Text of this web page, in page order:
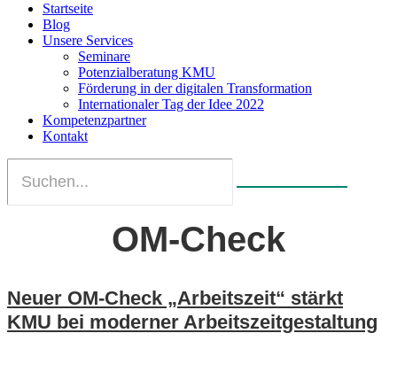
Startseite
Blog
Unsere Services
Seminare
Potenzialberatung KMU
Förderung in der digitalen Transformation
Internationaler Tag der Idee 2022
Kompetenzpartner
Kontakt
OM‑Check
Neuer OM‑Check „Arbeitszeit“ stärkt
KMU bei moderner Arbeitszeitgestaltung